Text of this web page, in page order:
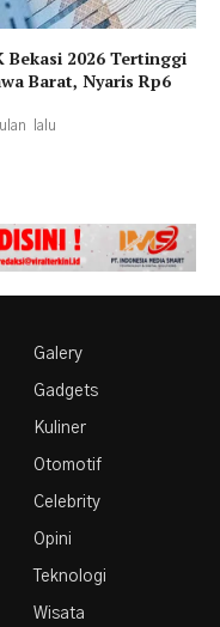
Bekasi 2026 Tertinggi
Barat, Nyaris Rp6
lalu
Galery
Gadgets
Kuliner
Otomotif
Celebrity
Opini
Teknologi
Wisata